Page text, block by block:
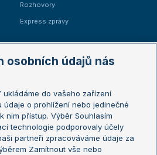
Rozhovory
Express zprávy
Australian Open
French Open
Wimbledon
US Open
osobních údajů nás
ukládáme do vašeho zařízení
údaje o prohlížení nebo jedinečné
nim přístup. Výběr Souhlasím
technologie podporovaly účely
partneři zpracováváme údaje za
Zamítnout vše nebo